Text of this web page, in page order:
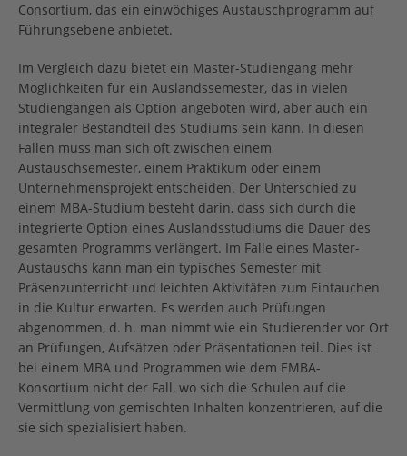
Consortium, das ein einwöchiges Austauschprogramm auf
Führungsebene anbietet.
Im Vergleich dazu bietet ein Master-Studiengang mehr
Möglichkeiten für ein Auslandssemester, das in vielen
Studiengängen als Option angeboten wird, aber auch ein
integraler Bestandteil des Studiums sein kann. In diesen
Fällen muss man sich oft zwischen einem
Austauschsemester, einem Praktikum oder einem
Unternehmensprojekt entscheiden. Der Unterschied zu
einem MBA-Studium besteht darin, dass sich durch die
integrierte Option eines Auslandsstudiums die Dauer des
gesamten Programms verlängert. Im Falle eines Master-
Austauschs kann man ein typisches Semester mit
Präsenzunterricht und leichten Aktivitäten zum Eintauchen
in die Kultur erwarten. Es werden auch Prüfungen
abgenommen, d. h. man nimmt wie ein Studierender vor Ort
an Prüfungen, Aufsätzen oder Präsentationen teil. Dies ist
bei einem MBA und Programmen wie dem EMBA-
Konsortium nicht der Fall, wo sich die Schulen auf die
Vermittlung von gemischten Inhalten konzentrieren, auf die
sie sich spezialisiert haben.